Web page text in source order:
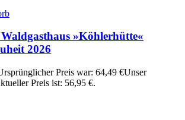
»Köhlerhütte«
2026
Preis war: 64,49 €Unser
Preis ist: 56,95 €.